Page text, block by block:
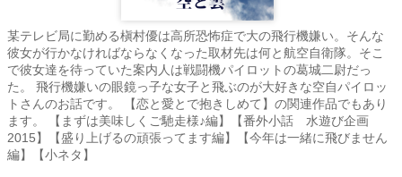
某テレビ局に勤める槇村優は高所恐怖症で大の飛行機嫌い。そんな
彼女が行かなければならなくなった取材先は何と航空自衛隊。そこ
で彼女達を待っていた案内人は戦闘機パイロットの葛城二尉だっ
た。 飛行機嫌いの眼鏡っ子な女子と飛ぶのが大好きな空自パイロッ
トさんのお話です。 【恋と愛とで抱きしめて】の関連作品でもあり
ます。 【まずは美味しくご馳走様♪編】【番外小話 水遊び企画
2015】【盛り上げるの頑張ってます編】【今年は一緒に飛びません
編】【小ネタ】